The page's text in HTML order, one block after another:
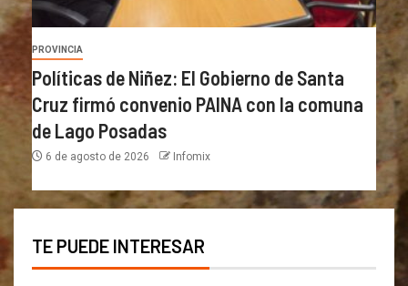
PROVINCIA
Políticas de Niñez: El Gobierno de Santa
Cruz firmó convenio PAINA con la comuna
de Lago Posadas
6 de agosto de 2026 Infomix
TE PUEDE INTERESAR